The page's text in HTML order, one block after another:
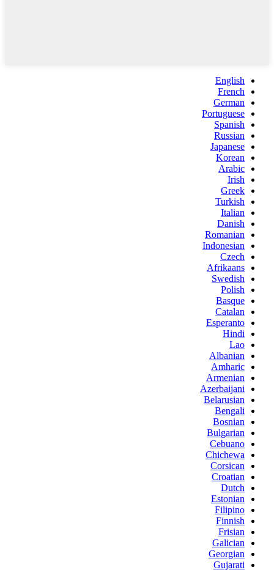
English
French
German
Portuguese
Spanish
Russian
Japanese
Korean
Arabic
Irish
Greek
Turkish
Italian
Danish
Romanian
Indonesian
Czech
Afrikaans
Swedish
Polish
Basque
Catalan
Esperanto
Hindi
Lao
Albanian
Amharic
Armenian
Azerbaijani
Belarusian
Bengali
Bosnian
Bulgarian
Cebuano
Chichewa
Corsican
Croatian
Dutch
Estonian
Filipino
Finnish
Frisian
Galician
Georgian
Gujarati